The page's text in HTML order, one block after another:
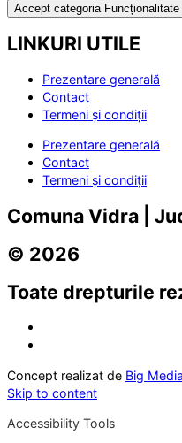
Accept categoria Funcționalitate
LINKURI UTILE
Prezentare generală
Contact
Termeni și condiții
Prezentare generală
Contact
Termeni și condiții
Comuna Vidra |
© 2026
Toate drepturile
Concept realizat de Big
Skip to content
Accessibility Tools